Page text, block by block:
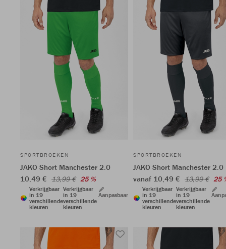
SPORTBROEKEN
JAKO Short Manchester 2.0
10,49 € 13,99 € 25 %
Verkrijgbaar
in 19
verschillende
kleuren
Verkrijgbaar
in 19
verschillende
kleuren
Aanpasbaar
SPORTBROEKEN
JAKO Short Manchester 2.0
vanaf 10,49 € 13,99 € 25
Verkrijgbaar
in 19
verschillende
kleuren
Verkrijgbaar
in 19
verschillende
kleuren